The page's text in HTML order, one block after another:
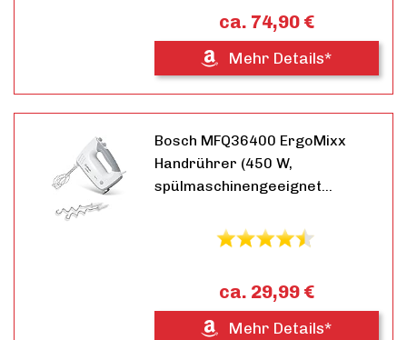
ca. 74,90 €
Mehr Details*
Bosch MFQ36400 ErgoMixx
Handrührer (450 W,
spülmaschinengeeignet…
ca. 29,99 €
Mehr Details*